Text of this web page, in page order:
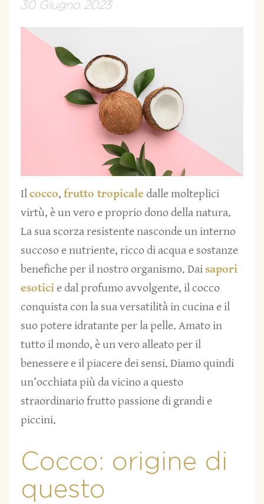
30 Giugno 2023
Ilcocco, frutto tropicale dalle molteplici
virtù, è un vero e proprio dono della natura.
La sua scorza resistente nasconde un interno
succoso e nutriente, ricco di acqua e sostanze
benefiche per il nostro organismo. Daisapori
esoticie dal profumo avvolgente, il cocco
conquista con la sua versatilità in cucina e il
suo potere idratante per la pelle. Amato in
tutto il mondo, è un vero alleato per il
benessere e il piacere dei sensi. Diamo quindi
un’occhiata più da vicino a questo
straordinario frutto passione di grandi e
piccini.
Cocco: origine di
questo